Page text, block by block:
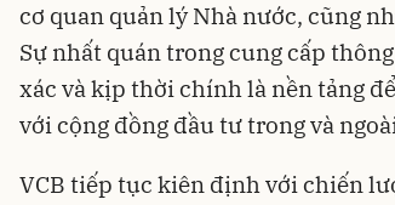
cơ quan quản lý Nhà nước, cũng
Sự nhất quán trong cung cấp
xác và kịp thời chính là nền tảng
với cộng đồng đầu tư trong và
VCB tiếp tục kiên định với chiến